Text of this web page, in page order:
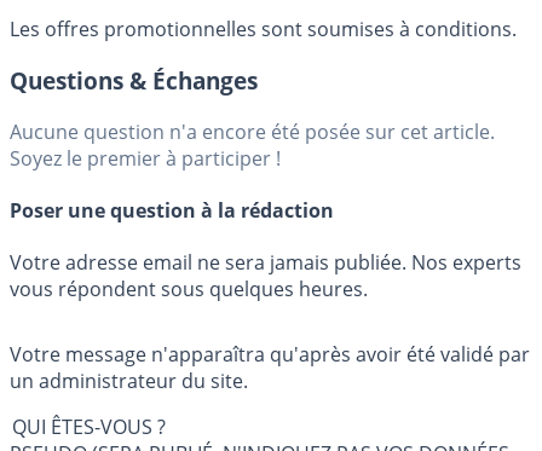
Les offres promotionnelles sont soumises à conditions.
Questions & Échanges
Aucune question n'a encore été posée sur cet article.
Soyez le premier à participer !
Poser une question à la rédaction
Votre adresse email ne sera jamais publiée. Nos experts
vous répondent sous quelques heures.
Votre message n'apparaîtra qu'après avoir été validé par
un administrateur du site.
QUI ÊTES-VOUS ?